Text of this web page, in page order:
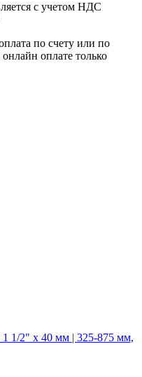
с учетом НДС
по счету или по
оплате только
1 1/2" x 40 мм | 325-875 мм,